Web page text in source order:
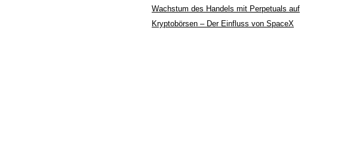
Wachstum des Handels mit Perpetuals auf
Kryptobörsen – Der Einfluss von SpaceX